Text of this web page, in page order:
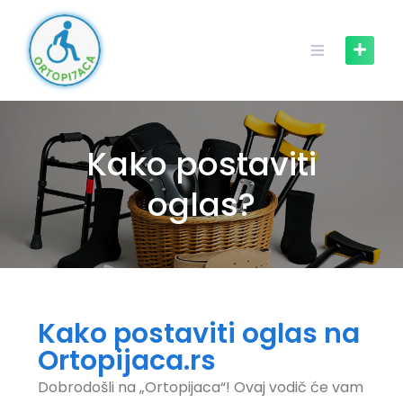
Kako postaviti
oglas?
Kako postaviti oglas na
Ortopijaca.rs
Dobrodošli na „Ortopijaca“! Ovaj vodič će vam